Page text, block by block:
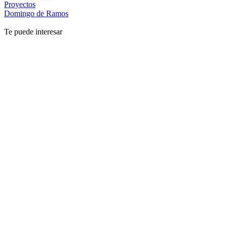
Proyectos
Domingo de Ramos
Te puede interesar